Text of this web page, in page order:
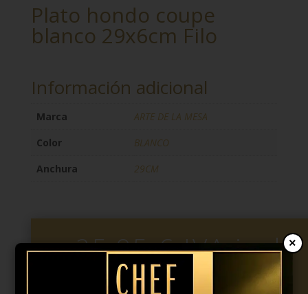
Plato hondo coupe
blanco 29x6cm Filo
Información adicional
Marca
ARTE DE LA MESA
Color
BLANCO
Anchura
29CM
25,95€ IVA incl.×